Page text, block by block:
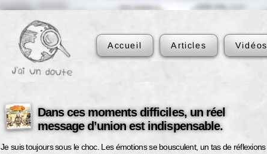
Accueil Articles Vidéos
Dans ces moments difficiles, un réel
message d’union est indispensable.
Je suis toujours sous le choc. Les émotions se bousculent, un tas de réflexions